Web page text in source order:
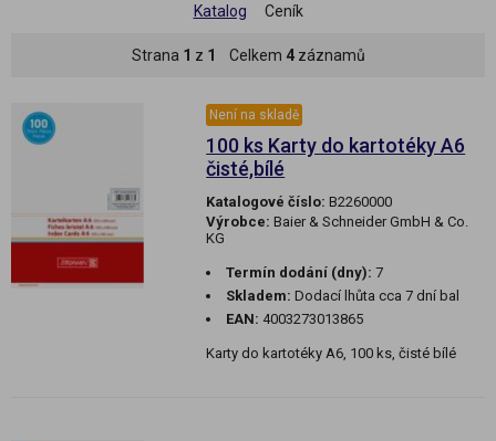
Katalog Ceník
Strana 1 z 1 Celkem 4záznamů
Není na skladě
100 ks Karty do kartotéky A6
čisté,bílé
Katalogové číslo: B2260000
Výrobce: Baier & Schneider GmbH & Co.
KG
Termín dodání (dny): 7
Skladem: Dodací lhůta cca 7 dní bal
EAN: 4003273013865
Karty do kartotéky A6, 100 ks, čisté bílé